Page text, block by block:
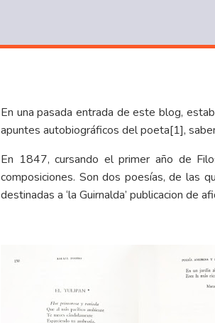
En unapasada entrada de este blog,
apuntes autobiográficos del poeta[1],
En 1847, cursando el primer año de
composiciones. Son dos poesías, de las
destinadas a ‘la Guirnalda’ publicacion de